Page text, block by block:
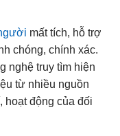
mất tích, hỗ trợ
chóng, chính xác.
nghệ truy tìm hiện
từ nhiều nguồn
hoạt động của đối